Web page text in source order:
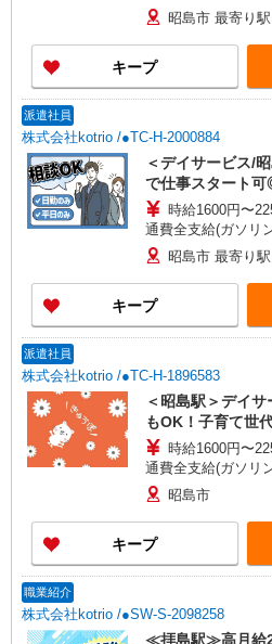
昭島市 最寄り
キープ
派遣社員
株式会社kotrio /●TC-H-2000884
＜デイサービス/
で仕事スタート
時給1600円〜
通費全支給(ガソリ
昭島市 最寄り
キープ
派遣社員
株式会社kotrio /●TC-H-1896583
＜昭島駅＞デイ
もOK！子育て世
時給1600円〜
通費全支給(ガソリ
昭島市
キープ
職業紹介
株式会社kotrio /●SW-S-2098258
≪拝島駅≫高月給